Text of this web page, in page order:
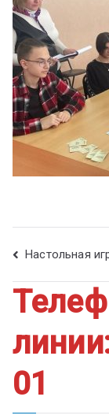
Настольная
01